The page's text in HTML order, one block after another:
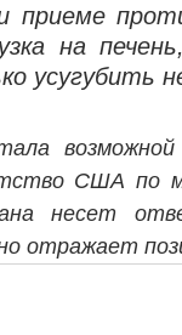
приеме
на
усугубить
США по
несет
отражает